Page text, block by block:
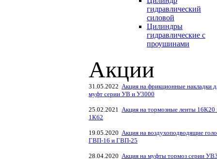
гидравлический
силовой
Цилиндры
гидравлические с
проушинами
Акции
31.05.2022 Акция на фрикционные накладки
муфт серии УВ и У3000
25.02.2021 Акция на тормозные ленты 16К20
1К62
19.05.2020 Акция на воздухоподводящие
ГВП-16 и ГВП-25
28.04.2020 Акция на муфты тормоз серии